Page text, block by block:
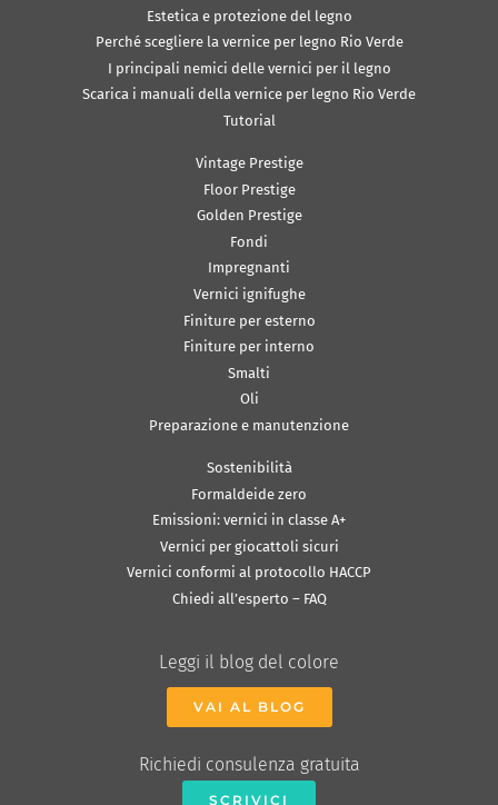
Estetica e protezione del legno
Perché scegliere la vernice per legno Rio Verde
I principali nemici delle vernici per il legno
Scarica i manuali della vernice per legno Rio Verde
Tutorial
Vintage Prestige
Floor Prestige
Golden Prestige
Fondi
Impregnanti
Vernici ignifughe
Finiture per esterno
Finiture per interno
Smalti
Oli
Preparazione e manutenzione
Sostenibilità
Formaldeide zero
Emissioni: vernici in classe A+
Vernici per giocattoli sicuri
Vernici conformi al protocollo HACCP
Chiedi all’esperto – FAQ
Leggi il blog del colore
VAI AL BLOG
Richiedi consulenza gratuita
SCRIVICI